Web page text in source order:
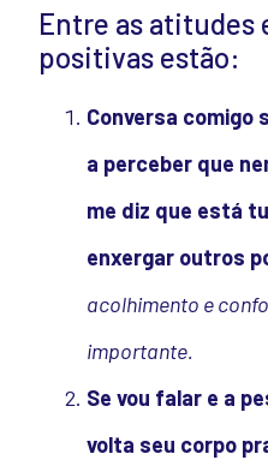
Entre as atitudes
positivas estão:
Conversa comigo
a perceber que
me diz que está
enxergar outros
acolhimento e
importante.
Se vou falar e a
volta seu corpo